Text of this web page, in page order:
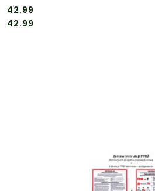
Cena:
42.99
Cena:
42.99